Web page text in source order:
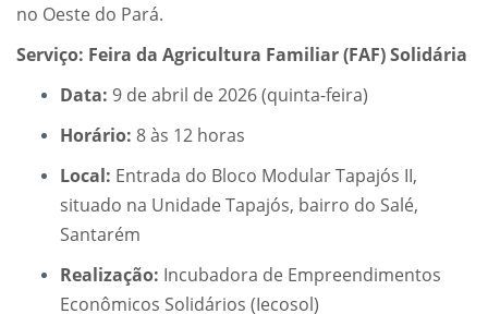
no Oeste do Pará.
Serviço: Feira da Agricultura Familiar (FAF) Solidária
Data: 9 de abril de 2026 (quinta-feira)
Horário: 8 às 12 horas
Local: Entrada do Bloco Modular Tapajós II,
situado na Unidade Tapajós, bairro do Salé,
Santarém
Realização: Incubadora de Empreendimentos
Econômicos Solidários (Iecosol)